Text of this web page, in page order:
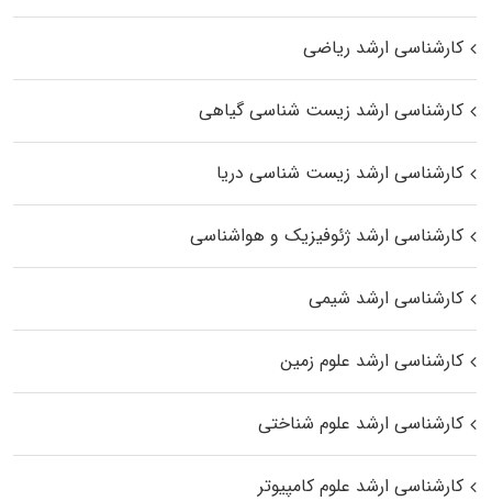
کارشناسی ارشد ریاضی
کارشناسی ارشد زیست‌ شناسی گیاهی
کارشناسی ارشد زیست‌ شناسی دریا
کارشناسی ارشد ژئوفیزیک و هواشناسی
کارشناسی ارشد شیمی
کارشناسی ارشد علوم زمین
کارشناسی ارشد علوم شناختی
کارشناسی ارشد علوم کامپیوتر